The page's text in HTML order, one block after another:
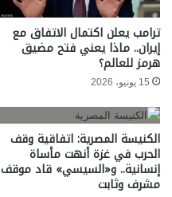
ترامب يعلن اكتمال الاتفاق مع
إيران.. ماذا يعني فتح مضيق
هرمز للعالم؟
15 يونيو، 2026
الكنيسة المصرية: اتفاقية وقف
الحرب في غزة أنهت مأساة
إنسانية.. و«السيسي» قاد موقف
مشرف وثابت